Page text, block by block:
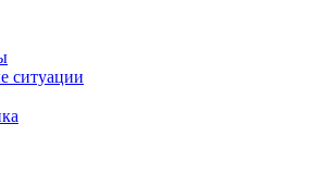
ситуации